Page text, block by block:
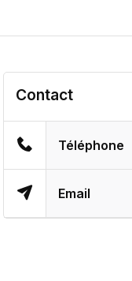
Contact
Téléphone
Email